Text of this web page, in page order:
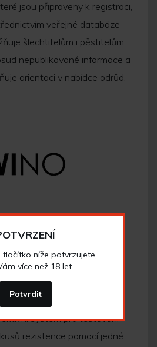
jsou připraveny k registraci,
veřejné databáze
šlechtitelům i pěstitelům
nepublikované informace a
orientaci v nabídce odrůd.
rezistence byla
markery a byl navržen
systém pro testování
rezistence pomocí jedné
tlačítko níže potvrzujete,
více než 18 let.
Potvrdit